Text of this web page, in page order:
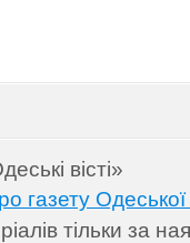
вісті»
газету Одеської
тільки за